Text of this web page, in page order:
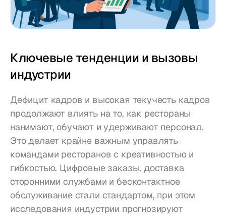
Ключевые тенденции и вызовы
индустрии
Дефицит кадров и высокая текучесть кадров
продолжают влиять на то, как рестораны
нанимают, обучают и удерживают персонал.
Это делает крайне важным управлять
командами ресторанов с креативностью и
гибкостью. Цифровые заказы, доставка
сторонними службами и бесконтактное
обслуживание стали стандартом, при этом
исследования индустрии прогнозируют